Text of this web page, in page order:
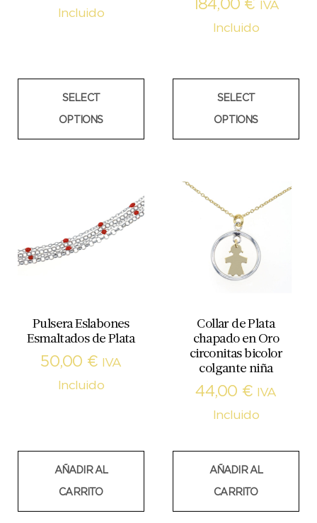
Incluido
SELECT
OPTIONS
184,00 €
IVA
Incluido
SELECT
OPTIONS
Pulsera Eslabones
Esmaltados de Plata
50,00 €
IVA
Incluido
AÑADIR AL
CARRITO
Collar de Plata
chapado en Oro
circonitas bicolor
colgante niña
44,00 €
IVA
Incluido
AÑADIR AL
CARRITO